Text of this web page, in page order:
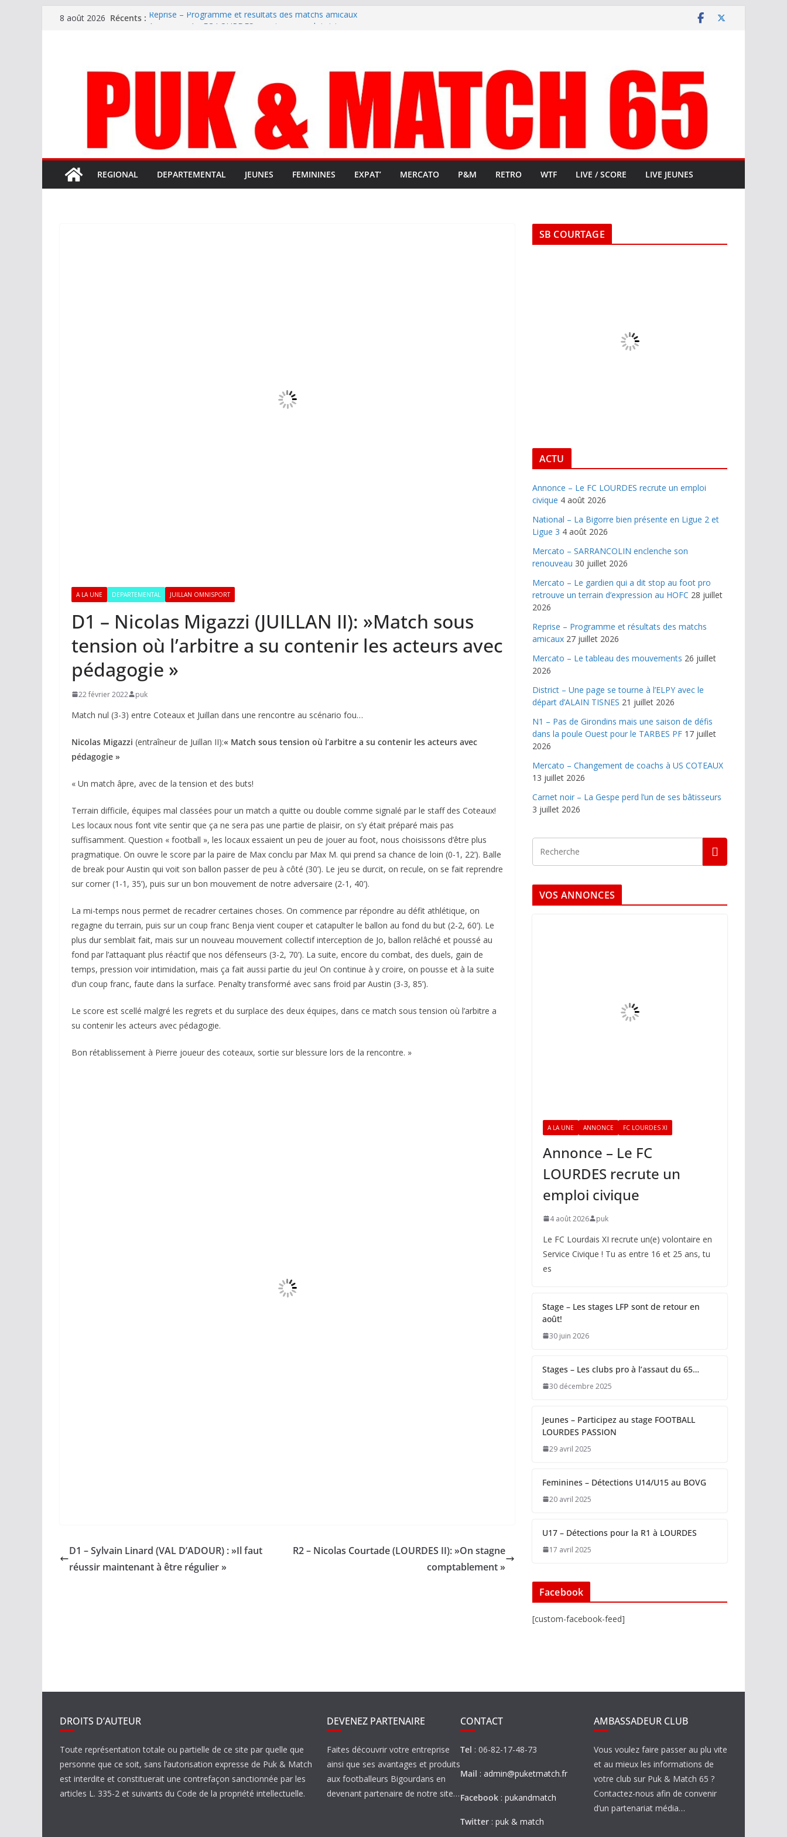
Passer8 août 2026 Récents : Reprise – Programme et résultats des matchs amicaux
terrain d’expression au HOFC
REGIONAL DEPARTEMENTAL JEUNES FEMININES EXPAT’ MERCATO P&M RETRO WTF LIVE / SCORE LIVE JEUNES
A LA UNE DEPARTEMENTAL JUILLAN OMNISPORT
D1 – Nicolas Migazzi (JUILLAN II): »Match sous
tension où l’arbitre a su contenir les acteurs avec
pédagogie »
22 février 2022 puk
Match nul (3-3) entre Coteaux et Juillan dans une rencontre au scénario fou…
Nicolas Migazzi (entraîneur de Juillan II):« Match sous tension où l’arbitre a su contenir les acteurs avec
pédagogie »
« Un match âpre, avec de la tension et des buts!
Terrain difficile, équipes mal classées pour un match a quitte ou double comme signalé par le staff des Coteaux!
Les locaux nous font vite sentir que ça ne sera pas une partie de plaisir, on s’y était préparé mais pas
suffisamment. Question « football », les locaux essaient un peu de jouer au foot, nous choisissons d’être plus
pragmatique. On ouvre le score par la paire de Max conclu par Max M. qui prend sa chance de loin (0-1, 22’). Balle
de break pour Austin qui voit son ballon passer de peu à côté (30’). Le jeu se durcit, on recule, on se fait reprendre
sur corner (1-1, 35’), puis sur un bon mouvement de notre adversaire (2-1, 40’).
La mi-temps nous permet de recadrer certaines choses. On commence par répondre au défit athlétique, on
regagne du terrain, puis sur un coup franc Benja vient couper et catapulter le ballon au fond du but (2-2, 60’). Le
plus dur semblait fait, mais sur un nouveau mouvement collectif interception de Jo, ballon relâché et poussé au
fond par l’attaquant plus réactif que nos défenseurs (3-2, 70’). La suite, encore du combat, des duels, gain de
temps, pression voir intimidation, mais ça fait aussi partie du jeu! On continue à y croire, on pousse et à la suite
d’un coup franc, faute dans la surface. Penalty transformé avec sans froid par Austin (3-3, 85’).
Le score est scellé malgré les regrets et du surplace des deux équipes, dans ce match sous tension où l’arbitre a
su contenir les acteurs avec pédagogie.
Bon rétablissement à Pierre joueur des coteaux, sortie sur blessure lors de la rencontre. »
D1 – Sylvain Linard (VAL D’ADOUR) : »Il faut
réussir maintenant à être régulier »
R2 – Nicolas Courtade (LOURDES II): »On stagne
comptablement »
SB COURTAGE
ACTU
Annonce – Le FC LOURDES recrute un emploi
civique 4 août 2026
National – La Bigorre bien présente en Ligue 2 et
Ligue 3 4 août 2026
Mercato – SARRANCOLIN enclenche son
renouveau 30 juillet 2026
Mercato – Le gardien qui a dit stop au foot pro
retrouve un terrain d’expression au HOFC 28 juillet
2026
Reprise – Programme et résultats des matchs
amicaux 27 juillet 2026
Mercato – Le tableau des mouvements 26 juillet
2026
District – Une page se tourne à l’ELPY avec le
départ d’ALAIN TISNES 21 juillet 2026
N1 – Pas de Girondins mais une saison de défis
dans la poule Ouest pour le TARBES PF 17 juillet
2026
Mercato – Changement de coachs à US COTEAUX
13 juillet 2026
Carnet noir – La Gespe perd l’un de ses bâtisseurs
3 juillet 2026
VOS ANNONCES
A LA UNE ANNONCE FC LOURDES XI
Annonce – Le FC
LOURDES recrute un
emploi civique
4 août 2026 puk
Le FC Lourdais XI recrute un(e) volontaire en
Service Civique ! Tu as entre 16 et 25 ans, tu
es
Stage – Les stages LFP sont de retour en
août!
30 juin 2026
Stages – Les clubs pro à l’assaut du 65…
30 décembre 2025
Jeunes – Participez au stage FOOTBALL
LOURDES PASSION
29 avril 2025
Feminines – Détections U14/U15 au BOVG
20 avril 2025
U17 – Détections pour la R1 à LOURDES
17 avril 2025
Facebook
[custom-facebook-feed]
DROITS D’AUTEUR
Toute représentation totale ou partielle de ce site par quelle que
personne que ce soit, sans l’autorisation expresse de Puk & Match
est interdite et constituerait une contrefaçon sanctionnée par les
articles L. 335-2 et suivants du Code de la propriété intellectuelle.
DEVENEZ PARTENAIRE
Faites découvrir votre entreprise
ainsi que ses avantages et produits
aux footballeurs Bigourdans en
devenant partenaire de notre site…
CONTACT
Tel : 06-82-17-48-73
Mail : admin@puketmatch.fr
Facebook : pukandmatch
Twitter : puk & match
AMBASSADEUR CLUB
Vous voulez faire passer au plu vite
et au mieux les informations de
votre club sur Puk & Match 65 ?
Contactez-nous afin de convenir
d’un partenariat média…